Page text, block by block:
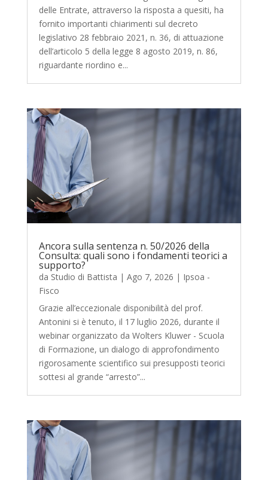
delle Entrate, attraverso la risposta a quesiti, ha
fornito importanti chiarimenti sul decreto
legislativo 28 febbraio 2021, n. 36, di attuazione
dell’articolo 5 della legge 8 agosto 2019, n. 86,
riguardante riordino e...
Ancora sulla sentenza n. 50/2026 della
Consulta: quali sono i fondamenti teorici a
supporto?
da Studio di Battista | Ago 7, 2026 | Ipsoa -
Fisco
Grazie all’eccezionale disponibilità del prof.
Antonini si è tenuto, il 17 luglio 2026, durante il
webinar organizzato da Wolters Kluwer - Scuola
di Formazione, un dialogo di approfondimento
rigorosamente scientifico sui presupposti teorici
sottesi al grande “arresto”...